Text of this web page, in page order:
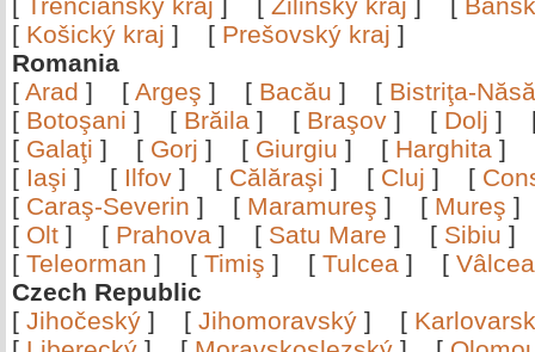
[ Košický kraj ] [ Prešovský kraj ]
Romania
[ Arad ] [ Argeş ] [ Bacău ] [ Bistriţa-
[ Botoşani ] [ Brăila ] [ Braşov ] [ Dolj ]
[ Galaţi ] [ Gorj ] [ Giurgiu ] [ Harghita ]
[ Iaşi ] [ Ilfov ] [ Călăraşi ] [ Cluj ] [
[ Caraş-Severin ] [ Maramureş ] [ Mureş
[ Olt ] [ Prahova ] [ Satu Mare ] [ Sibiu
[ Teleorman ] [ Timiş ] [ Tulcea ] [
Czech Republic
[ Jihočeský ] [ Jihomoravský ] [